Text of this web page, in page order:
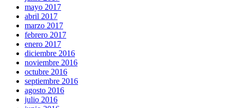
mayo 2017
abril 2017
marzo 2017
febrero 2017
enero 2017
diciembre 2016
noviembre 2016
octubre 2016
septiembre 2016
agosto 2016
julio 2016